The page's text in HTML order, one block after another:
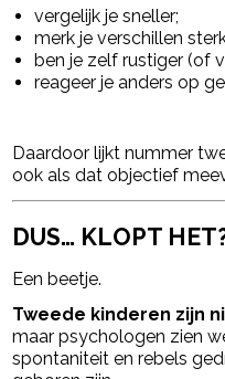
vergelijk je sneller;
merk je verschillen
ben je zelf rustiger (of
reageer je anders op
Daardoor lijkt nummer
ook als dat objectief
DUS… KLOPT
Een beetje.
Tweede kinderen zijn
maar psychologen zien
spontaniteit en rebels